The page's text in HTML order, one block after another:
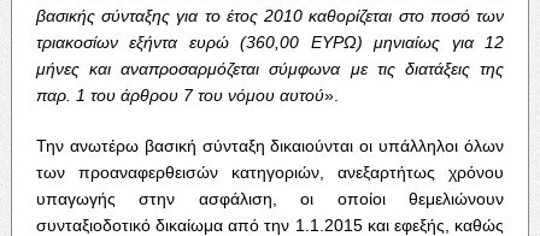
βασικής σύνταξης για το έτος 2010 καθορίζεται στο ποσό των
τριακοσίων εξήντα ευρώ (360,00 ΕΥΡΩ) μηνιαίως για 12
μήνες και αναπροσαρμόζεται σύμφωνα με τις διατάξεις της
παρ. 1 του άρθρου 7 του νόμου αυτού».
Την ανωτέρω βασική σύνταξη δικαιούνται οι υπάλληλοι όλων
των προαναφερθεισών κατηγοριών, ανεξαρτήτως χρόνου
υπαγωγής στην ασφάλιση, οι οποίοι θεμελιώνουν
συνταξιοδοτικό δικαίωμα από την 1.1.2015 και εφεξής, καθώς